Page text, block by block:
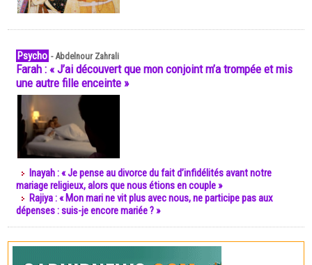
Psycho -Abdelnour Zahrali
Farah : « J’ai découvert que mon conjoint m’a trompée et mis
une autre fille enceinte »
Inayah : « Je pense au divorce du fait d’infidélités avant notre
mariage religieux, alors que nous étions en couple »
Rajiya : « Mon mari ne vit plus avec nous, ne participe pas aux
dépenses : suis-je encore mariée ? »